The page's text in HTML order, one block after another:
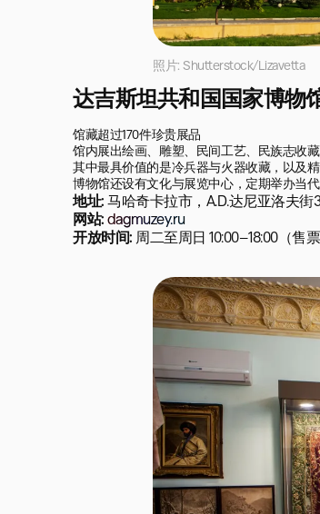
照片: Shutterstock/Lizavetta
达吉斯坦共和国国家博物
馆藏超过170件珍贵展品
馆内展出绘画、雕塑、民间工艺、民族志收
其中最具价值的是冷兵器与火器收藏，以及精
博物馆还设有文化与展览中心，定期举办当代
地址:马哈奇卡拉市，A.D.达尼亚洛夫街
网站:dagmuzey.ru
开放时间: 周二至周日 10:00–18:00（售票